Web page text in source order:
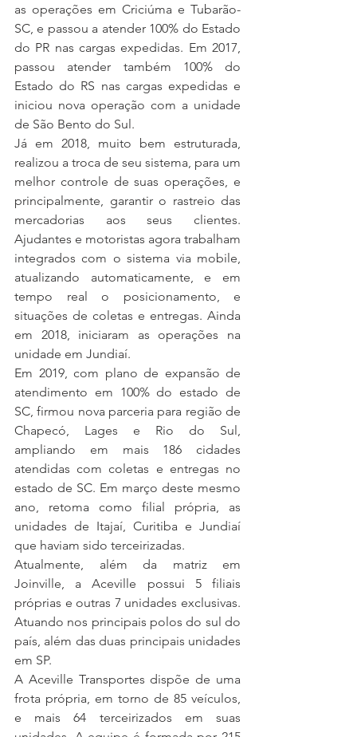
as operações em Criciúma e Tubarão-
SC, e passou a atender 100% do Estado
do PR nas cargas expedidas. Em 2017,
passou atender também 100% do
Estado do RS nas cargas expedidas e
iniciou nova operação com a unidade
de São Bento do Sul.
Já em 2018, muito bem estruturada,
realizou a troca de seu sistema, para um
melhor controle de suas operações, e
principalmente, garantir o rastreio das
mercadorias aos seus clientes.
Ajudantes e motoristas agora trabalham
integrados com o sistema via mobile,
atualizando automaticamente, e em
tempo real o posicionamento, e
situações de coletas e entregas. Ainda
em 2018, iniciaram as operações na
unidade em Jundiaí.
Em 2019, com plano de expansão de
atendimento em 100% do estado de
SC, firmou nova parceria para região de
Chapecó, Lages e Rio do Sul,
ampliando em mais 186 cidades
atendidas com coletas e entregas no
estado de SC. Em março deste mesmo
ano, retoma como filial própria, as
unidades de Itajaí, Curitiba e Jundiaí
que haviam sido terceirizadas.
Atualmente, além da matriz em
Joinville, a Aceville possui 5 filiais
próprias e outras 7 unidades exclusivas.
Atuando nos principais polos do sul do
país, além das duas principais unidades
em SP.
A Aceville Transportes dispõe de uma
frota própria, em torno de 85 veículos,
e mais 64 terceirizados em suas